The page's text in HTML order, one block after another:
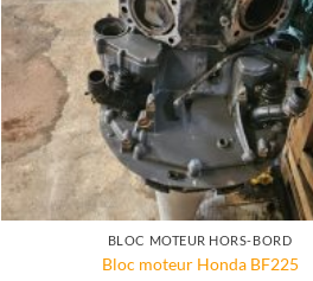
BLOC MOTEUR HORS-BORD
Bloc moteur Honda BF225